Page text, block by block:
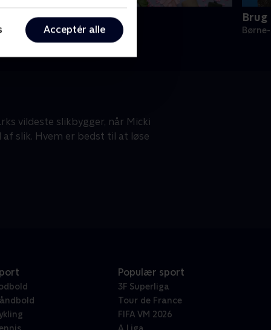
Acceptér alle
Kreaklubben
underholdning • 2 sæsoner
vildeste slikbygger, når Micki
slik. Hvem er bedst til at løse
Populær sport
3F Superliga
Tour de France
FIFA VM 2026